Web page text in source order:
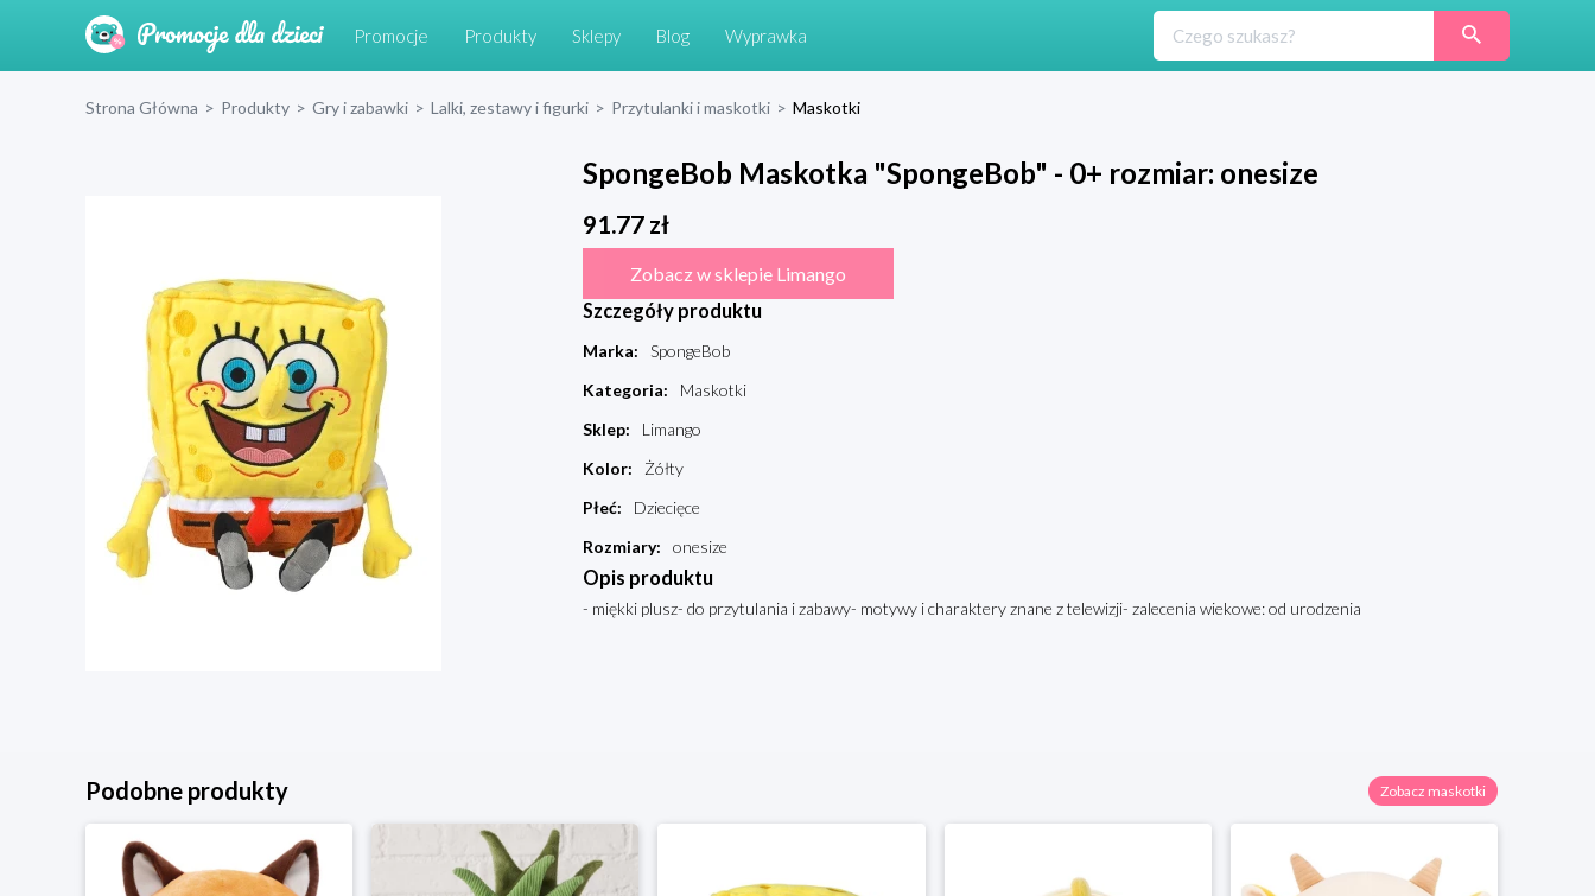
Promocje Produkty Sklepy Blog Wyprawka
Strona Główna > Produkty > Gry i zabawki > Lalki, zestawy i figurki > Przytulanki i maskotki > Maskotki
SpongeBob Maskotka "SpongeBob" - 0+ rozmiar: onesize
91.77zł
Zobacz w sklepie Limango
Szczegóły produktu
Marka:
SpongeBob
Kategoria:
Maskotki
Sklep:
Limango
Kolor:
Żółty
Płeć:
Dziecięce
Rozmiary: onesize
Opis produktu
- miękki plusz- do przytulania i zabawy- motywy i charaktery znane z telewizji- zalecenia wiekowe: od urodzenia
Podobne produkty Zobacz maskotki